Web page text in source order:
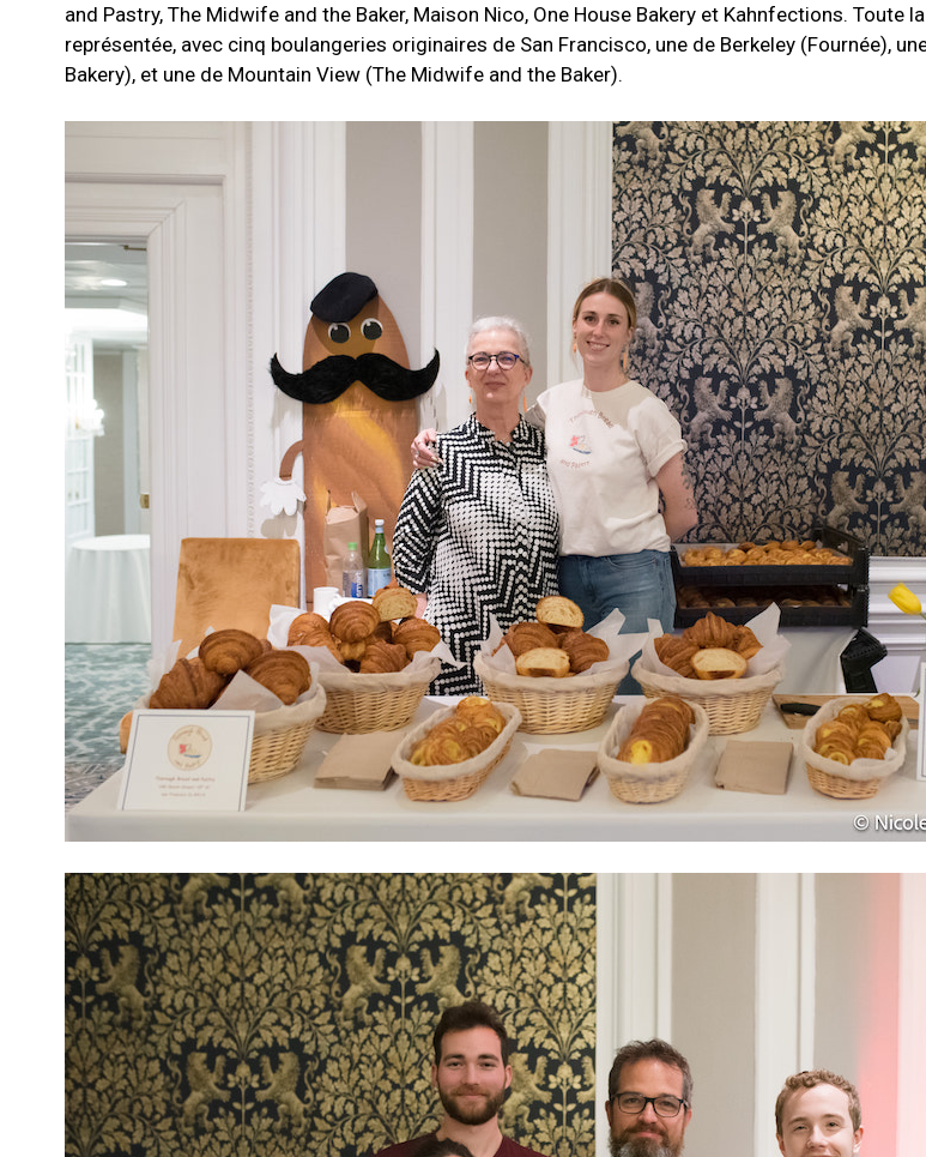
and Pastry, The Midwife and the Baker, Maison Nico, One House Bakery et Kahnfections. Toute
représentée, avec cinq boulangeries originaires de San Francisco, une de Berkeley (Fournée),
Bakery), et une de Mountain View (The Midwife and the Baker).